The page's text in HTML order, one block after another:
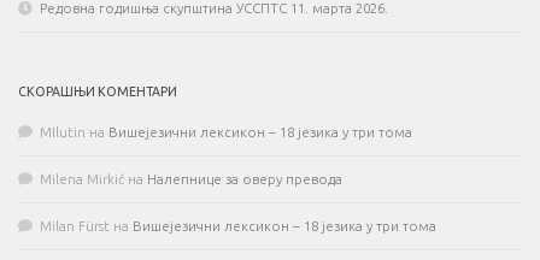
Редовна годишња скупштина УССПТС 11. марта 2026.
СКОРАШЊИ КОМЕНТАРИ
MIlutin на Вишејезични лексикон – 18 језика у три тома
Milena Mirkić на Налепнице за оверу превода
Milan Fürst на Вишејезични лексикон – 18 језика у три тома